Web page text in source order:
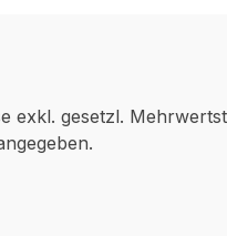
exkl. gesetzl.